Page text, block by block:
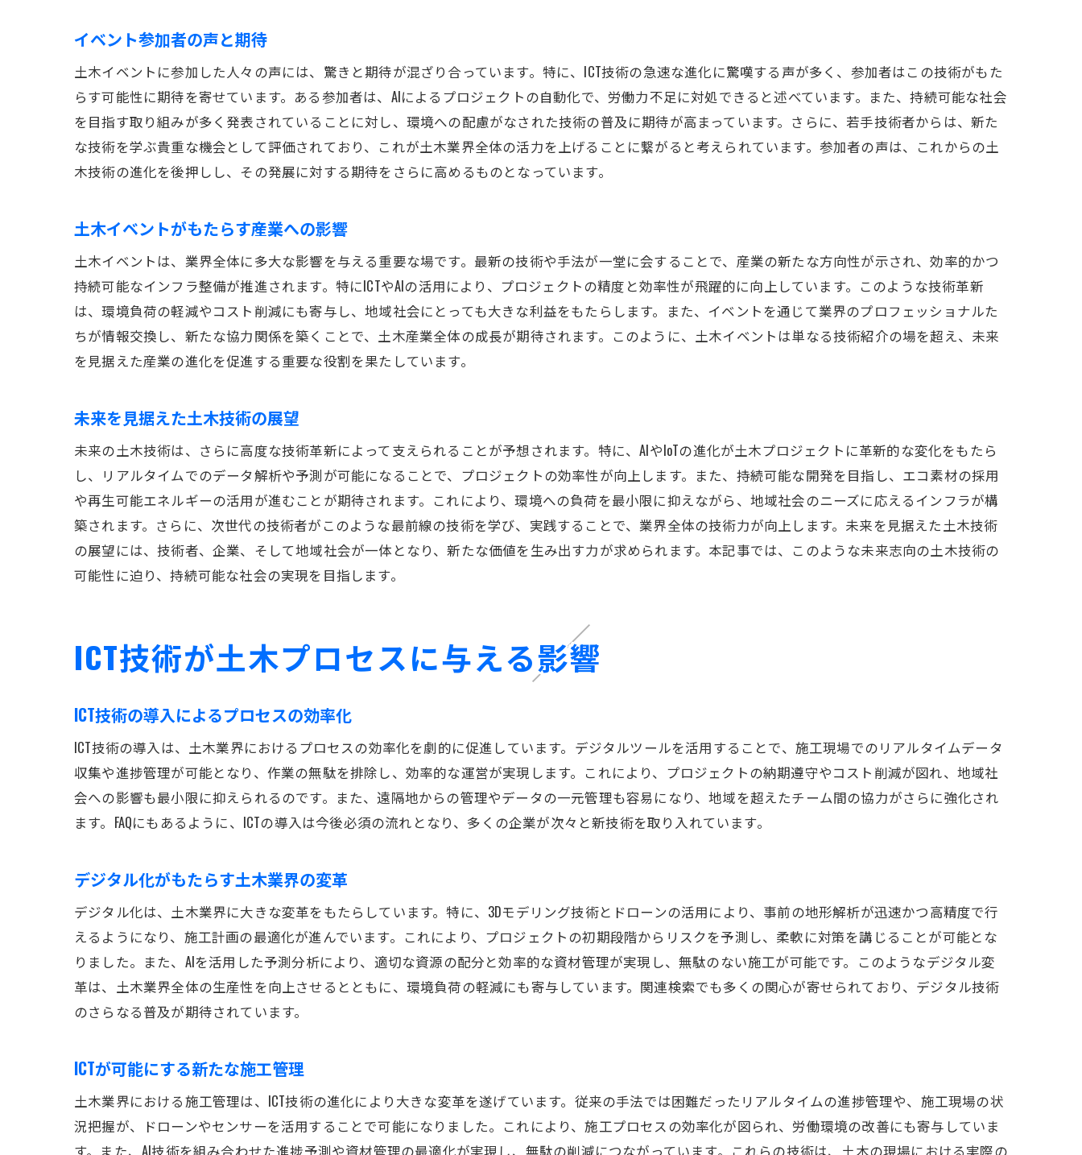
新技術による地域住民への影響
地域社会の持続可能な発展に寄与する土木
土木技術の進化が生む新たな雇用機会
インフラ整備を支えるコミュニティの声
地方創生に寄与する土木イベントの役割
地域振興と土木技術の融合
革新技術がもたらす経済効果
地域住民と共に創り上げる未来の街
土木技術の未来を形作るトレンド
次世代土木技術の開発と課題
土木技術者の新たな役割とスキル
最前線で活躍する革新技術の紹介
未来のインフラを支える技術革新
持続可能なインフラ構築への道
土木イベントで学ぶ最新の手法
持続可能性を高めるための地域協力
インフラ構築の成功事例とその教訓
イベント参加者の声と期待
土木イベントに参加した人々の声には、驚きと期待が混ざり合っています。特に、ICT技術の急速な進化に驚嘆する声が多く、参加者はこの技術がもた
らす可能性に期待を寄せています。ある参加者は、AIによるプロジェクトの自動化で、労働力不足に対処できると述べています。また、持続可能な社会
を目指す取り組みが多く発表されていることに対し、環境への配慮がなされた技術の普及に期待が高まっています。さらに、若手技術者からは、新た
な技術を学ぶ貴重な機会として評価されており、これが土木業界全体の活力を上げることに繋がると考えられています。参加者の声は、これからの土
木技術の進化を後押しし、その発展に対する期待をさらに高めるものとなっています。
土木イベントがもたらす産業への影響
土木イベントは、業界全体に多大な影響を与える重要な場です。最新の技術や手法が一堂に会することで、産業の新たな方向性が示され、効率的かつ
持続可能なインフラ整備が推進されます。特にICTやAIの活用により、プロジェクトの精度と効率性が飛躍的に向上しています。このような技術革新
は、環境負荷の軽減やコスト削減にも寄与し、地域社会にとっても大きな利益をもたらします。また、イベントを通じて業界のプロフェッショナルた
ちが情報交換し、新たな協力関係を築くことで、土木産業全体の成長が期待されます。このように、土木イベントは単なる技術紹介の場を超え、未来
を見据えた産業の進化を促進する重要な役割を果たしています。
未来を見据えた土木技術の展望
未来の土木技術は、さらに高度な技術革新によって支えられることが予想されます。特に、AIやIoTの進化が土木プロジェクトに革新的な変化をもたら
し、リアルタイムでのデータ解析や予測が可能になることで、プロジェクトの効率性が向上します。また、持続可能な開発を目指し、エコ素材の採用
や再生可能エネルギーの活用が進むことが期待されます。これにより、環境への負荷を最小限に抑えながら、地域社会のニーズに応えるインフラが構
築されます。さらに、次世代の技術者がこのような最前線の技術を学び、実践することで、業界全体の技術力が向上します。未来を見据えた土木技術
の展望には、技術者、企業、そして地域社会が一体となり、新たな価値を生み出す力が求められます。本記事では、このような未来志向の土木技術の
可能性に迫り、持続可能な社会の実現を目指します。
ICT技術が土木プロセスに与える影響
ICT技術の導入によるプロセスの効率化
ICT技術の導入は、土木業界におけるプロセスの効率化を劇的に促進しています。デジタルツールを活用することで、施工現場でのリアルタイムデータ
収集や進捗管理が可能となり、作業の無駄を排除し、効率的な運営が実現します。これにより、プロジェクトの納期遵守やコスト削減が図れ、地域社
会への影響も最小限に抑えられるのです。また、遠隔地からの管理やデータの一元管理も容易になり、地域を超えたチーム間の協力がさらに強化され
ます。FAQにもあるように、ICTの導入は今後必須の流れとなり、多くの企業が次々と新技術を取り入れています。
デジタル化がもたらす土木業界の変革
デジタル化は、土木業界に大きな変革をもたらしています。特に、3Dモデリング技術とドローンの活用により、事前の地形解析が迅速かつ高精度で行
えるようになり、施工計画の最適化が進んでいます。これにより、プロジェクトの初期段階からリスクを予測し、柔軟に対策を講じることが可能とな
りました。また、AIを活用した予測分析により、適切な資源の配分と効率的な資材管理が実現し、無駄のない施工が可能です。このようなデジタル変
革は、土木業界全体の生産性を向上させるとともに、環境負荷の軽減にも寄与しています。関連検索でも多くの関心が寄せられており、デジタル技術
のさらなる普及が期待されています。
ICTが可能にする新たな施工管理
土木業界における施工管理は、ICT技術の進化により大きな変革を遂げています。従来の手法では困難だったリアルタイムの進捗管理や、施工現場の状
況把握が、ドローンやセンサーを活用することで可能になりました。これにより、施工プロセスの効率化が図られ、労働環境の改善にも寄与していま
す。また、AI技術を組み合わせた進捗予測や資材管理の最適化が実現し、無駄の削減につながっています。これらの技術は、土木の現場における実際の